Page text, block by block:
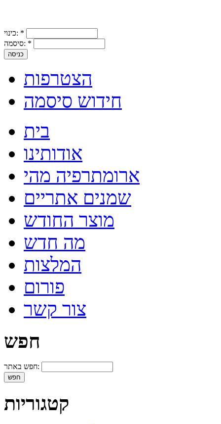
כינוי: *
סיסמה: *
הצטרפות
חידוש סיסמה
בית
אודותינו
ארומתרפיה מהי
שמנים אתריים
מוצר החודש
מה חדש
המלצות
פורום
צור קשר
חפש
חפש באתר:
קטגוריות